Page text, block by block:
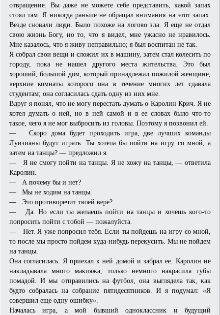
отвращение. Вы даже не можете себе представить, какой запах
стоял там. Я никогда раньше не обращал внимания на этот запах.
Везде сновали люди. Было похоже на логово зла. Я еще не отдал
свою жизнь Богу, но то, что я видел, мне ужасно не нравилось.
Мне казалось, что я живу неправильно; я был воспитан не так.
Я собрал свои вещи и сложил их в машину, затем стал колесить по
городу, пока не нашел другого места жительства. Это был
хороший, большой дом, который принадлежал пожилой женщине,
верхние комнаты которого она в течение многих лет сдавала
студентам; она согласилась сдать одну из них мне.
Вдруг я понял, что не могу перестать думать о Каролин Крич. Я не
хотел думать о ней, но в ней самой и в ее словах было что-то
такое, чего я не мог выбросить из головы. Поэтому я позвонил ей.
— Скоро дома будет проходить игра, две лучших команды
Луизианы будут играть. Ты хотела бы пойти на игру со мной, а
затем на танцы? — предложил я.
— Я не смогу пойти на танцы. Я не хожу на танцы, — ответила
Каролин.
— А почему бы и нет?
— Мы не ходим на танцы.
— Это противоречит твоей вере?
— Да. Но если ты желаешь пойти на танцы и хочешь кого-то
попросить пойти с тобой — пожалуйста.
— Нет. Я уже попросил тебя. Если ты пойдешь на игру со мной,
то после мы просто пойдем куда-нибудь перекусить. Мы не пойдем
на танцы.
Она согласилась. Я приехал к ней домой и забрал ее. Каролин не
накладывала много макияжа, только немного накрасила губы
помадой. И мы отправились на футбол, она выглядела так, как
будто собралась на собрание пятидесятников. И я подумал: «Я
совершил еще одну ошибку».
Началась игра, а мой бывший одноклассник и будущий